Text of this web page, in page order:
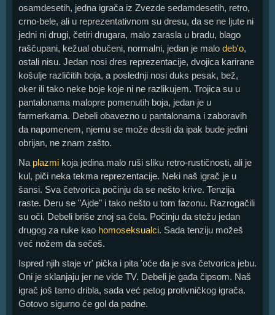
osamdesetih, jedna igrača iz Zvezde sedamdesetih, retro,
crno-bele, ali u reprezentativnom su dresu, da se ne ljute ni
jedni ni drugi, četiri drugara, malo zarasla u bradu, blago
raščupani, kežual obučeni, normalni, jedan je malo deb'o,
ostali nisu. Jedan nosi dres reprezentacije, dvojica karirane
košulje različitih boja, a poslednji nosi duks pesak, bež,
oker ili tako neke boje koje ni ne razlikujem. Trojica su u
pantalonama malopre pomenutih boja, jedan je u
farmerkama. Debeli obavezno u pantalonama i zaboravih
da napomenem, njemu se može desiti da ipak bude jedini
obrijan, ne znam zašto.
Na plazmi koja jedina malo ruši sliku retro-rustičnosti, ali je
kul, piči neka tekma reprezentacije. Neki naš igrač je u
šansi. Sva četvorica počinju da se nešto krive. Tenzija
raste. Deru se "Ajde" i tako nešto u tom fazonu. Razrogačili
su oči. Debeli briše znoj sa čela. Počinju da stežu jedan
drugog za ruke kao homoseksualci. Sada tenziju možeš
već nožem da sečeš.
Ispred njih staje vr' pička i pita 'oće da je sva četvorica jebu.
Oni je sklanjaju jer ne vide TV. Debeli je gađa čipsom. Naš
igrač još tamo dribla, sada već petog protivničkog igrača.
Gotovo sigurno će gol da padne.